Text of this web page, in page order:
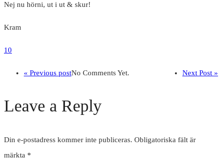
Nej nu hörni, ut i ut & skur!
Kram
10
« Previous post Next Post »
No Comments Yet.
Leave a Reply
Din e-postadress kommer inte publiceras. Obligatoriska fält är
märkta *